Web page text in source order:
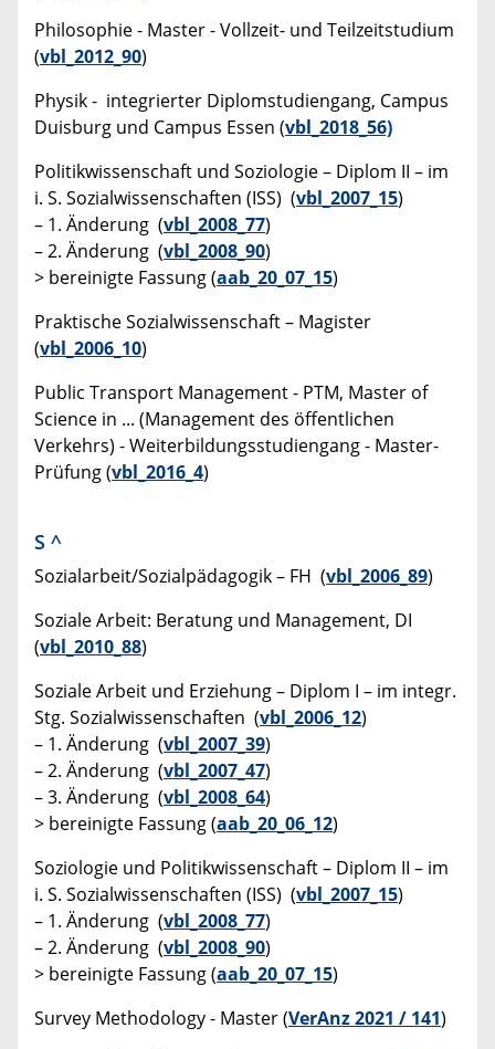
Philosophie - Master - Vollzeit- und Teilzeitstudium
(vbl_2012_90)
Physik - integrierter Diplomstudiengang, Campus
Duisburg und Campus Essen (vbl_2018_56)
Politikwissenschaft und Soziologie – Diplom II – im
i. S. Sozialwissenschaften (ISS) (vbl_2007_15)
– 1. Änderung (vbl_2008_77)
– 2. Änderung (vbl_2008_90)
> bereinigte Fassung (aab_20_07_15)
Praktische Sozialwissenschaft – Magister
(vbl_2006_10)
Public Transport Management - PTM, Master of
Science in ... (Management des öffentlichen
Verkehrs) - Weiterbildungsstudiengang - Master-
Prüfung (vbl_2016_4)
S ^
Sozialarbeit/Sozialpädagogik – FH (vbl_2006_89)
Soziale Arbeit: Beratung und Management, DI
(vbl_2010_88)
Soziale Arbeit und Erziehung – Diplom I – im integr.
Stg. Sozialwissenschaften (vbl_2006_12)
– 1. Änderung (vbl_2007_39)
– 2. Änderung (vbl_2007_47)
– 3. Änderung (vbl_2008_64)
> bereinigte Fassung (aab_20_06_12)
Soziologie und Politikwissenschaft – Diplom II – im
i. S. Sozialwissenschaften (ISS) (vbl_2007_15)
– 1. Änderung (vbl_2008_77)
– 2. Änderung (vbl_2008_90)
> bereinigte Fassung (aab_20_07_15)
Survey Methodology - Master (VerAnz 2021 / 141)